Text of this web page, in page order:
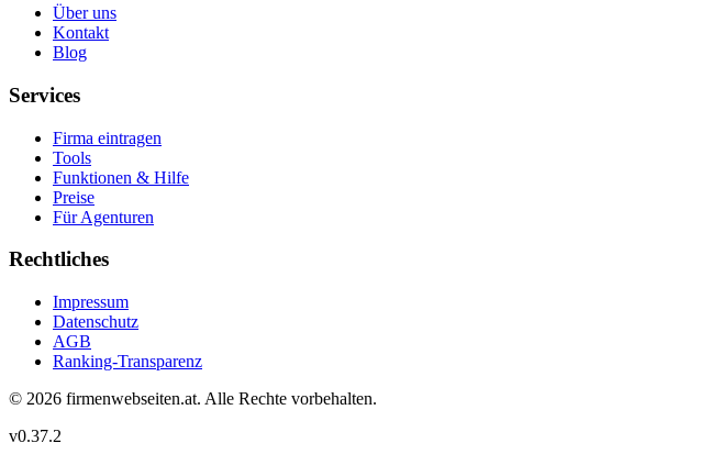
Über uns
Kontakt
Blog
Services
Firma eintragen
Tools
Funktionen & Hilfe
Preise
Für Agenturen
Rechtliches
Impressum
Datenschutz
AGB
Ranking-Transparenz
© 2026 firmenwebseiten.at. Alle Rechte vorbehalten.
v0.37.2